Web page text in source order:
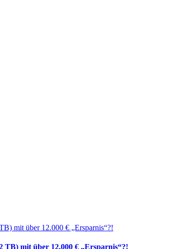
TB) mit über 12.000 € „Ersparnis“?!